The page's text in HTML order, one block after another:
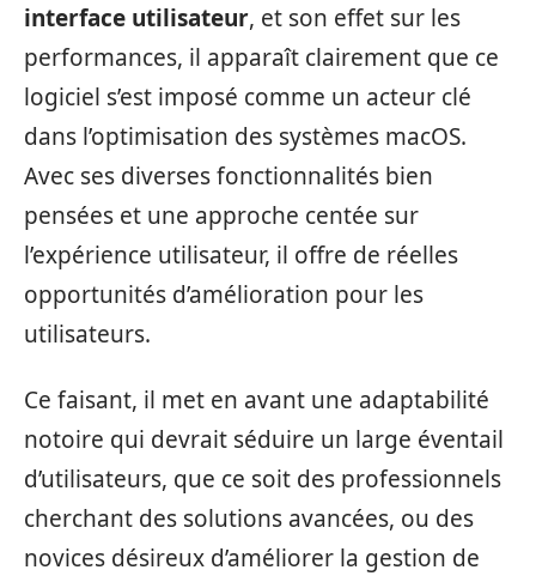
interface utilisateur, et son effet sur les
performances, il apparaît clairement que ce
logiciel s’est imposé comme un acteur clé
dans l’optimisation des systèmes macOS.
Avec ses diverses fonctionnalités bien
pensées et une approche centée sur
l’expérience utilisateur, il offre de réelles
opportunités d’amélioration pour les
utilisateurs.
Ce faisant, il met en avant une adaptabilité
notoire qui devrait séduire un large éventail
d’utilisateurs, que ce soit des professionnels
cherchant des solutions avancées, ou des
novices désireux d’améliorer la gestion de